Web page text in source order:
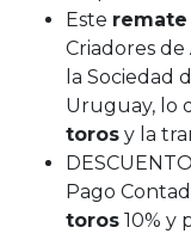
Este remate
Criadores de
la Sociedad
Uruguay, lo
toros y la
Pago
toros 10% y